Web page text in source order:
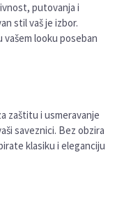
putovanja i
stil vaš je izbor.
vašem looku poseban
zaštitu i usmeravanje
saveznici. Bez obzira
klasiku i eleganciju